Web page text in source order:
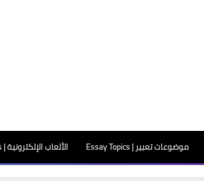
موضوعات تعبير | Essay Topics الألعاب الإلكترونية | Video Games